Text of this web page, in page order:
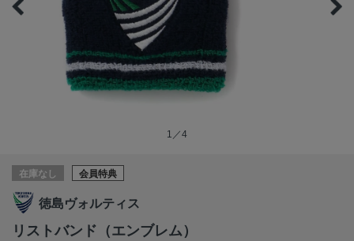
1／4
在庫なし 会員特典
徳島ヴォルティス
リストバンド（エンブレム）